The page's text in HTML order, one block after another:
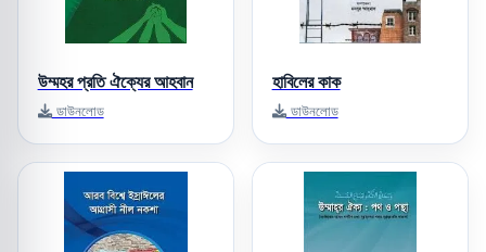
উম্মহর প্রতি ঐক্যের আহবান
ডাউনলোড
হাবিলের কাক
ডাউনলোড